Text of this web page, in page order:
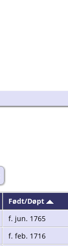
Født/Døpt
f. jun. 1765
f. feb. 1716